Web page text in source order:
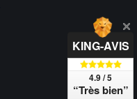
KING-AVIS
4.9 / 5
“Très bien”